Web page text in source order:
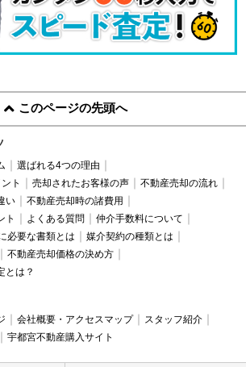
このページの先頭へ
選ばれる4つの理由
ト
売却されたお客様の声
不動産売却の流れ
い
不動産売却時の諸費用
ト
よくある質問
仲介手数料について
必要な書類とは
媒介契約の種類とは
不動産売却価格の決め方
とは？
会社概要・アクセスマップ
スタッフ紹介
宇都宮不動産購入サイト